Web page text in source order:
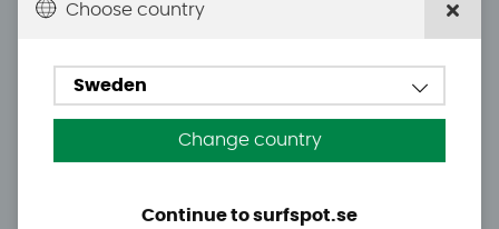
E-post: info@surfspot.se
Choose country
Sweden
Change country
Continue to surfspot.se